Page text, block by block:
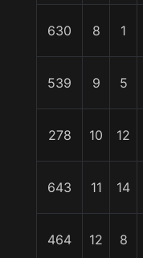
630 8 1
539 9 5
278 10 12
643 11 14
464 12 8